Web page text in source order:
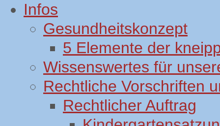
Infos
Gesundheitskonzept
5 Elemente der
Wissenswertes für
Rechtliche Vorschriften
Rechtlicher Auftrag